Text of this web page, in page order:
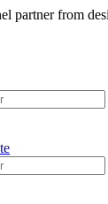
partner from